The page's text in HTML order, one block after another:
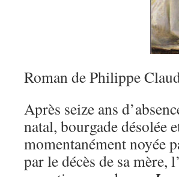
Roman de Philippe
Après seize ans
natal, bourgade désolée
momentanément noyée
par le décès de sa mère,